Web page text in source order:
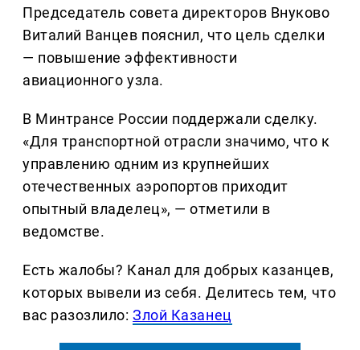
Председатель совета директоров Внуково
Виталий Ванцев пояснил, что цель сделки
— повышение эффективности
авиационного узла.
В Минтрансе России поддержали сделку.
«Для транспортной отрасли значимо, что к
управлению одним из крупнейших
отечественных аэропортов приходит
опытный владелец», — отметили в
ведомстве.
Есть жалобы? Канал для добрых казанцев,
которых вывели из себя. Делитеcь тем, что
вас разозлило:Злой Казанец